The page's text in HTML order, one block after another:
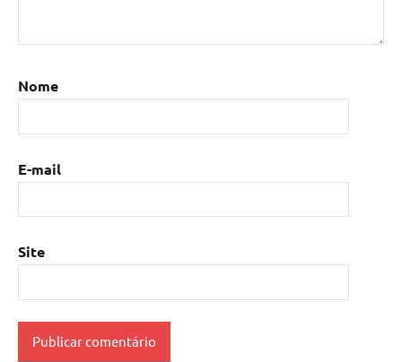
Nome
E-mail
Site